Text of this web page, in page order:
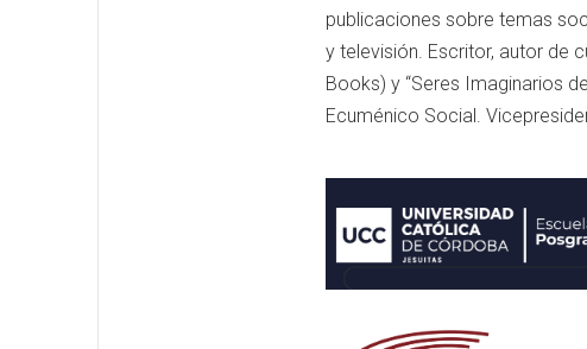
publicaciones sobre temas
y televisión. Escritor, autor de
Books) y “Seres Imaginarios
Ecuménico Social.